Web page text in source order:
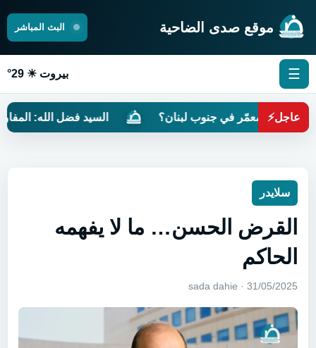
موقع صدى الضاحية البث المباشر
☰ بيروت ☀ 29°
عاجل⚡
المعمّر في جنوب لبنان؟ السيد فضل الله: المفاوضات
سلايدر
القرض الحسن… ما لا يفهمه
الحاكم
31/05/2025 · sada dahie